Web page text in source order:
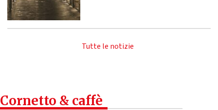
Tutte le notizie
Cornetto & caffè